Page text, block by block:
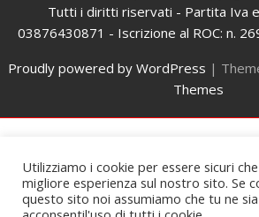
Tutti i diritti riservati - Partita Iva
03876430871 - Iscrizione al ROC: n.
Proudly powered by WordPress |
Themes
Utilizziamo i cookie per essere sicuri
migliore esperienza sul nostro sito. Se
questo sito noi assumiamo che tu ne sia